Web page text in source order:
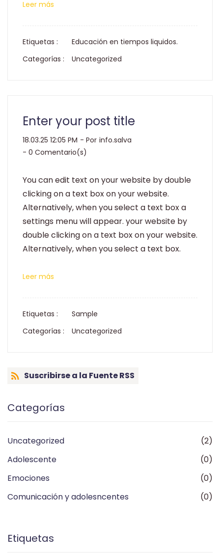
Leer más
Etiquetas :
Educación en tiempos liquidos.
Categorías :
Uncategorized
Enter your post title
18.03.25 12:05 PM - Por info.salva
- 0 Comentario(s)
You can edit text on your website by double
clicking on a text box on your website.
Alternatively, when you select a text box a
settings menu will appear. your website by
double clicking on a text box on your website.
Alternatively, when you select a text box.
Leer más
Etiquetas :
Sample
Categorías :
Uncategorized
Suscribirse a la Fuente RSS
Categorías
Uncategorized
(2)
Adolescente
(0)
Emociones
(0)
Comunicación y adolesncentes
(0)
Etiquetas